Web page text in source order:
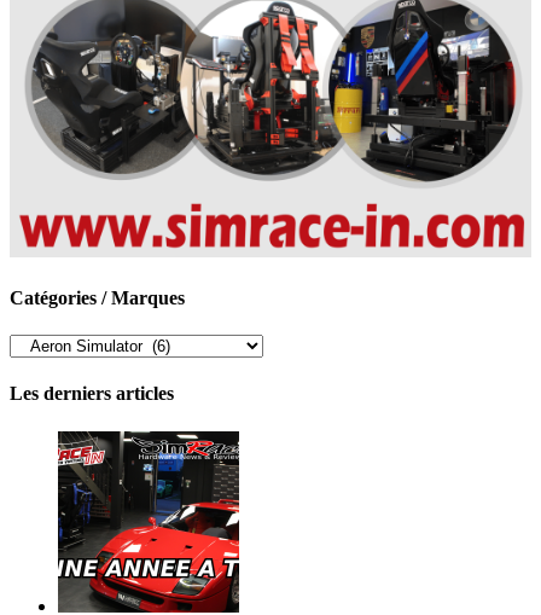
Catégories / Marques
Catégories
Marques
Les derniers articles